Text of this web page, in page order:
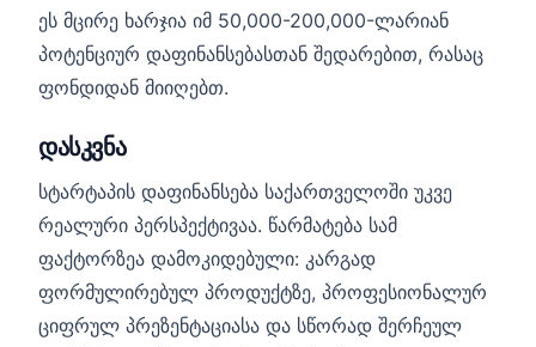
ეს მცირე ხარჯია იმ 50,000-200,000-ლარიან
პოტენციურ დაფინანსებასთან შედარებით, რასაც
ფონდიდან მიიღებთ.
დასკვნა
სტარტაპის დაფინანსება საქართველოში უკვე
რეალური პერსპექტივაა. წარმატება სამ
ფაქტორზეა დამოკიდებული: კარგად
ფორმულირებულ პროდუქტზე, პროფესიონალურ
ციფრულ პრეზენტაციასა და სწორად შერჩეულ